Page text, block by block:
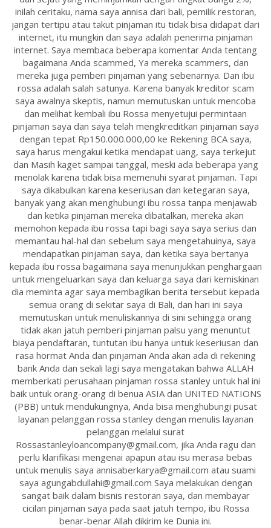
inilah ceritaku, nama saya annisa dari bali, pemilik restoran,
jangan tertipu atau takut pinjaman itu tidak bisa didapat dari
internet, itu mungkin dan saya adalah penerima pinjaman
internet. Saya membaca beberapa komentar Anda tentang
bagaimana Anda scammed, Ya mereka scammers, dan
mereka juga pemberi pinjaman yang sebenarnya. Dan ibu
rossa adalah salah satunya. Karena banyak kreditor scam
saya awalnya skeptis, namun memutuskan untuk mencoba
dan melihat kembali ibu Rossa menyetujui permintaan
pinjaman saya dan saya telah mengkreditkan pinjaman saya
dengan tepat Rp150.000.000,00 ke Rekening BCA saya,
saya harus mengakui ketika mendapat uang, saya terkejut
dan Masih kaget sampai tanggal, meski ada beberapa yang
menolak karena tidak bisa memenuhi syarat pinjaman. Tapi
saya dikabulkan karena keseriusan dan ketegaran saya,
banyak yang akan menghubungi ibu rossa tanpa menjawab
dan ketika pinjaman mereka dibatalkan, mereka akan
memohon kepada ibu rossa tapi bagi saya saya serius dan
memantau hal-hal dan sebelum saya mengetahuinya, saya
mendapatkan pinjaman saya, dan ketika saya bertanya
kepada ibu rossa bagaimana saya menunjukkan penghargaan
untuk mengeluarkan saya dan keluarga saya dari kemiskinan
dia meminta agar saya membagikan berita tersebut kepada
semua orang di sekitar saya di Bali, dan hari ini saya
memutuskan untuk menuliskannya di sini sehingga orang
tidak akan jatuh pemberi pinjaman palsu yang menuntut
biaya pendaftaran, tuntutan ibu hanya untuk keseriusan dan
rasa hormat Anda dan pinjaman Anda akan ada di rekening
bank Anda dan sekali lagi saya mengatakan bahwa ALLAH
memberkati perusahaan pinjaman rossa stanley untuk hal ini
baik untuk orang-orang di benua ASIA dan UNITED NATIONS
(PBB) untuk mendukungnya, Anda bisa menghubungi pusat
layanan pelanggan rossa stanley dengan menulis layanan
pelanggan melalui surat
Rossastanleyloancompany@gmail.com, jika Anda ragu dan
perlu klarifikasi mengenai apapun atau isu merasa bebas
untuk menulis saya annisaberkarya@gmail.com atau suami
saya agungabdullahi@gmail.com Saya melakukan dengan
sangat baik dalam bisnis restoran saya, dan membayar
cicilan pinjaman saya pada saat jatuh tempo, ibu Rossa
benar-benar Allah dikirim ke Dunia ini.